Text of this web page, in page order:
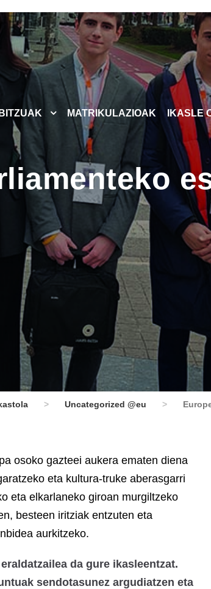
MATRIKULAZIOAK IKASLE
> Uncategorized @eu >
osoko gazteei aukera ematen diena
eta kultura-truke aberasgarri
eta elkarlaneko giroan murgiltzeko
besteen iritziak entzuten eta
aurkitzeko.
da gure ikasleentzat.
sendotasunez argudiatzen eta